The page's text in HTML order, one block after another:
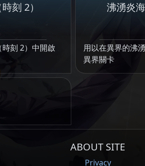
刻 2）
刻 2）中開啟
沸湧炎
用以在異界的沸
異界關卡
ABOUT SITE
Privacy